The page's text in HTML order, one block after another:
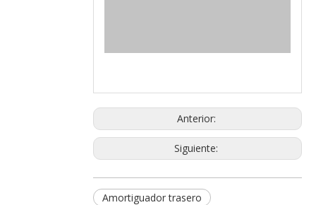
Anterior:
Siguiente:
Amortiguador trasero